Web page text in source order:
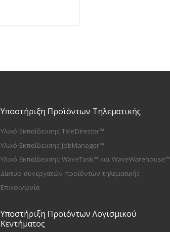
Υποστήριξη Προϊόντων Τηλεματικής
Υλικό Εκπαίδευσης TeleDirector™
Υλικό Εκπαίδευσης JobManager™
Υλικό Εκπαίδευσης WaveTask™ και WaveWarehouse™
Δίκτυο συνεργατών προϊόντων τηλεματικής
Επικοινωνία
Υποστήριξη Προϊόντων Λογισμικού
Κεντήματος